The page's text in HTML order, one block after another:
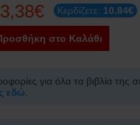
Κερδίζετε: 10.84€
στο Καλάθι
για όλα τα βιβλία της
εδώ.